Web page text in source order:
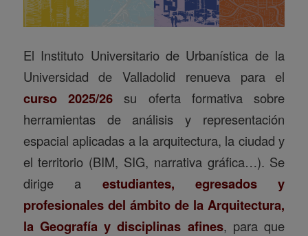
El Instituto Universitario de Urbanística de la
Universidad de Valladolid renueva para el
curso 2025/26su oferta formativa sobre
herramientas de análisis y representación
espacial aplicadas a la arquitectura, la ciudad y
el territorio (BIM, SIG, narrativa gráfica…). Se
dirige a estudiantes, egresados y
profesionales del ámbito de la Arquitectura,
la Geografía y disciplinas afines, para que